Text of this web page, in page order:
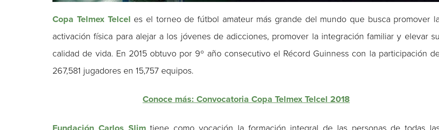
Copa Telmex Telcel es el torneo de fútbol amateur más grande del mundo que busca promover
activación física para alejar a los jóvenes de adicciones, promover la integración familiar y elevar
calidad de vida. En 2015 obtuvo por 9º año consecutivo el Récord Guinness con la participación
267,581 jugadores en 15,757 equipos.
Conoce más: Convocatoria Copa Telmex Telcel 2018